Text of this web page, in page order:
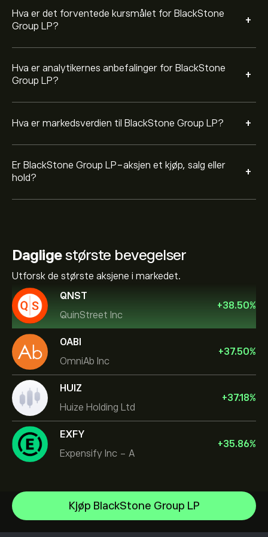
Hva er det forventede kursmålet for BlackStone
Group LP?
+
Hva er analytikernes anbefalinger for BlackStone
Group LP?
+
Hva er markedsverdien til BlackStone Group LP? +
Er BlackStone Group LP-aksjen et kjøp, salg eller
hold?
+
Dagligestørste bevegelser
Utforsk de største aksjene i markedet.
QNST
QuinStreet Inc
+38.50%
OABI
OmniAb Inc
+37.50%
HUIZ
Huize Holding Ltd
+37.18%
EXFY
Expensify Inc - A
+35.86%
Kjøp BlackStone Group LP
NVIDIA Corporation
Amazon.com Inc